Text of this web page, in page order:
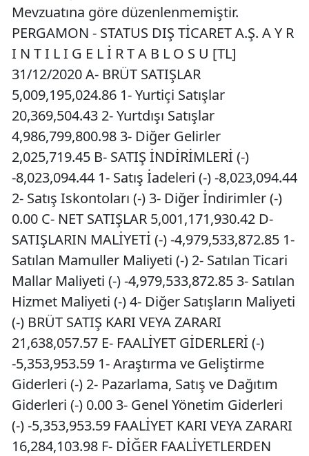
Mevzuatına göre düzenlenmemiştir.
PERGAMON - STATUS DIŞ TİCARET A.Ş. A Y R
I N T I L I G E L İ R T A B L O S U [TL]
31/12/2020 A- BRÜT SATIŞLAR
5,009,195,024.86 1- Yurtiçi Satışlar
20,369,504.43 2- Yurtdışı Satışlar
4,986,799,800.98 3- Diğer Gelirler
2,025,719.45 B- SATIŞ İNDİRİMLERİ (-)
-8,023,094.44 1- Satış İadeleri (-) -8,023,094.44
2- Satış Iskontoları (-) 3- Diğer İndirimler (-)
0.00 C- NET SATIŞLAR 5,001,171,930.42 D-
SATIŞLARIN MALİYETİ (-) -4,979,533,872.85 1-
Satılan Mamuller Maliyeti (-) 2- Satılan Ticari
Mallar Maliyeti (-) -4,979,533,872.85 3- Satılan
Hizmet Maliyeti (-) 4- Diğer Satışların Maliyeti
(-) BRÜT SATIŞ KARI VEYA ZARARI
21,638,057.57 E- FAALİYET GİDERLERİ (-)
-5,353,953.59 1- Araştırma ve Geliştirme
Giderleri (-) 2- Pazarlama, Satış ve Dağıtım
Giderleri (-) 0.00 3- Genel Yönetim Giderleri
(-) -5,353,953.59 FAALİYET KARI VEYA ZARARI
16,284,103.98 F- DİĞER FAALİYETLERDEN